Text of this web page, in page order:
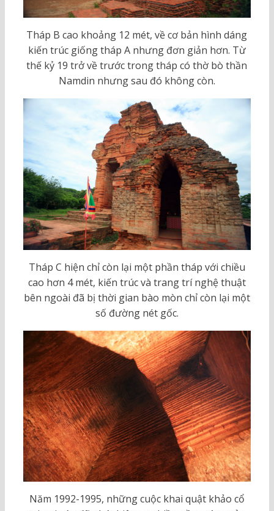
Tháp B cao khoảng 12 mét, về cơ bản hình dáng
kiến trúc giống tháp A nhưng đơn giản hơn. Từ
thế kỷ 19 trở về trước trong tháp có thờ bò thần
Namdin nhưng sau đó không còn.
Tháp C hiện chỉ còn lại một phần tháp với chiều
cao hơn 4 mét, kiến trúc và trang trí nghệ thuật
bên ngoài đã bị thời gian bào mòn chỉ còn lại một
số đường nét gốc.
Năm 1992-1995, những cuộc khai quật khảo cổ